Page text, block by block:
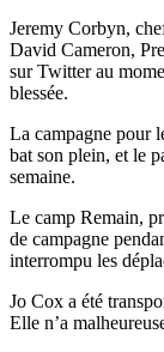
Jeremy Corbyn,
David Cameron,
sur Twitter au
blessée.
La campagne pour
bat son plein, et le
semaine.
Le camp Remain,
de campagne
interrompu les
Jo Cox a été
Elle n’a